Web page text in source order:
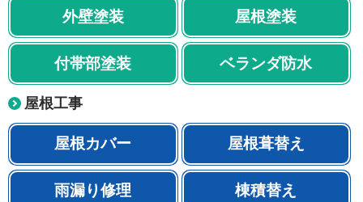
外壁塗装 屋根塗装
付帯部塗装 ベランダ防水
屋根工事
屋根カバー 屋根葺替え
雨漏り修理 棟積替え